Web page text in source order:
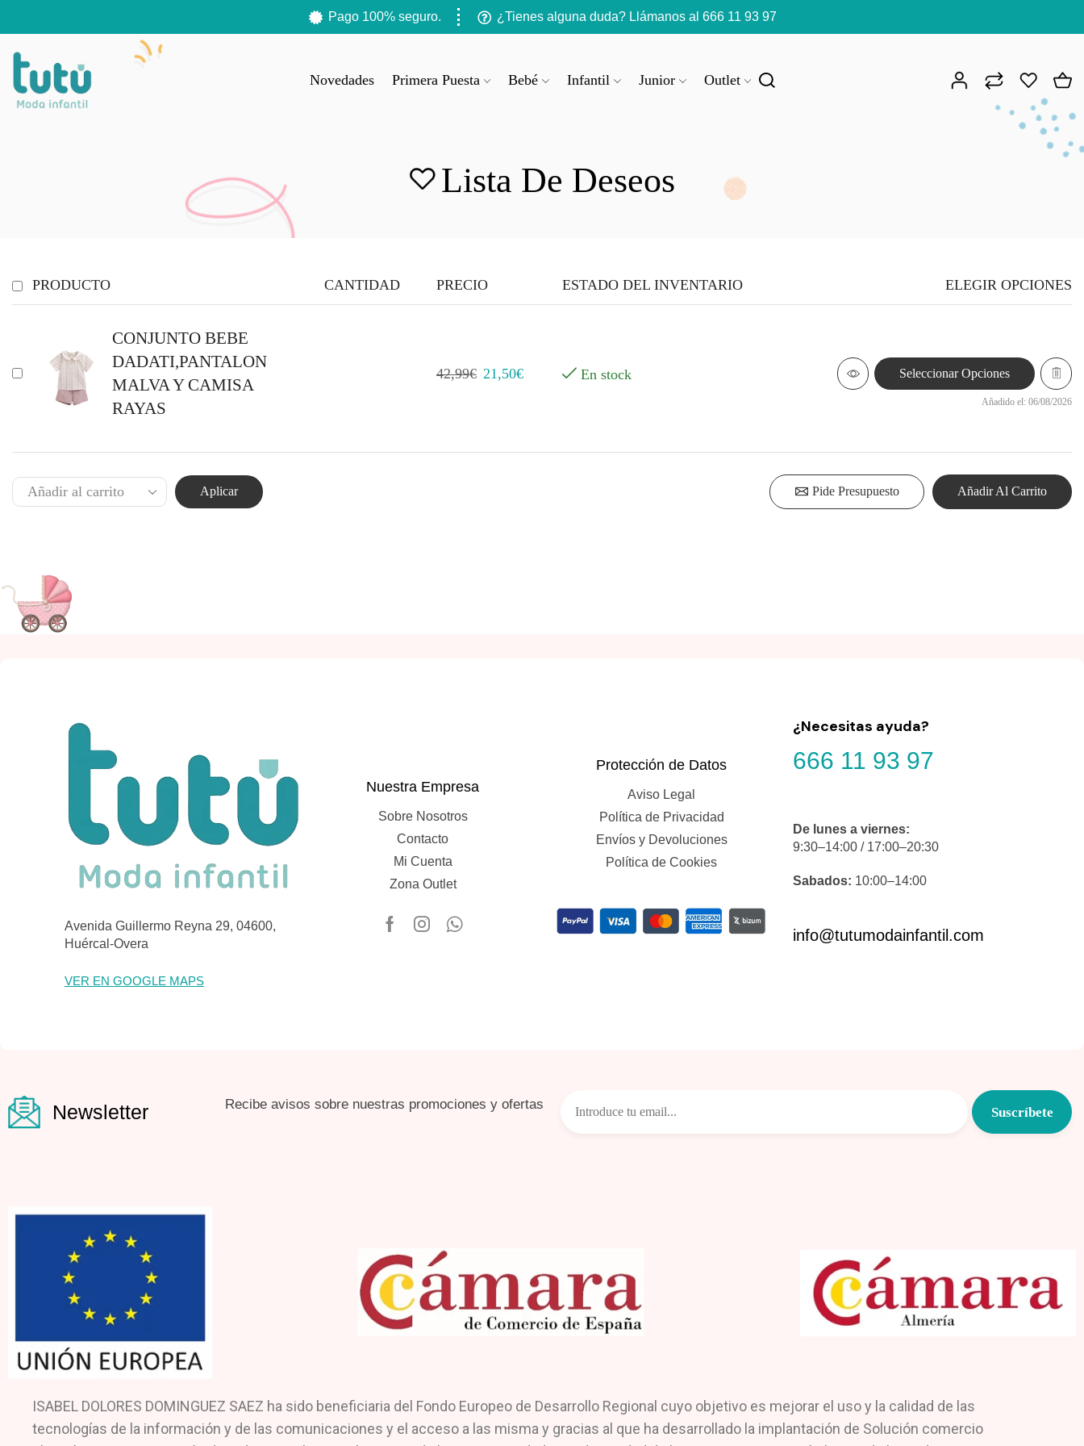
Pago 100% seguro. ¿Tienes alguna duda? Llámanos al 666 11 93 97
Novedades Primera Puesta Bebé Infantil Junior Outlet
Lista De Deseos
PRODUCTO CANTIDAD PRECIO ESTADO DEL INVENTARIO ELEGIR OPCIONES
CONJUNTO BEBE
DADATI,PANTALON
MALVA Y CAMISA
RAYAS
42,99€ 21,50€ En stock Seleccionar Opciones
Añadido el: 06/08/2026
Aplicar Pide Presupuesto Añadir Al Carrito
Avenida Guillermo Reyna 29, 04600,
Huércal-Overa
VER EN GOOGLE MAPS
Nuestra Empresa
Sobre Nosotros
Contacto
Mi Cuenta
Zona Outlet
Protección de Datos
Aviso Legal
Política de Privacidad
Envíos y Devoluciones
Política de Cookies
¿Necesitas ayuda?
666 11 93 97
De lunes a viernes:
9:30–14:00 / 17:00–20:30
Sabados: 10:00–14:00
info@tutumodainfantil.com
Newsletter Recibe avisos sobre nuestras promociones y ofertas
ISABEL DOLORES DOMINGUEZ SAEZ ha sido beneficiaria del Fondo Europeo de Desarrollo Regional cuyo objetivo es mejorar el uso y la calidad de las
tecnologías de la información y de las comunicaciones y el acceso a las misma y gracias al que ha desarrollado la implantación de Solución comercio